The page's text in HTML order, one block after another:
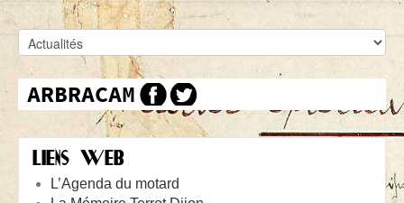
LIENS WEB
L’Agenda du motard